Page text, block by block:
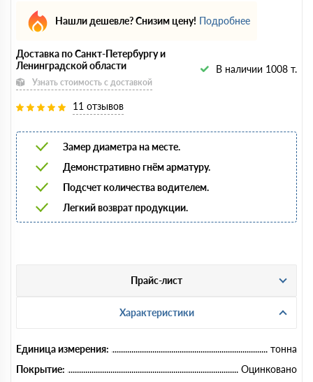
Нашли дешевле? Снизим цену! Подробнее
Доставка по Санкт-Петербургу и
Ленинградской области
Узнать стоимость с доставкой
В наличии 1008 т.
11 отзывов
Замер диаметра на месте.
Демонстративно гнём арматуру.
Подсчет количества водителем.
Легкий возврат продукции.
Прайс-лист
Характеристики
Единица измерения:
тонна
Покрытие:
Оцинковано